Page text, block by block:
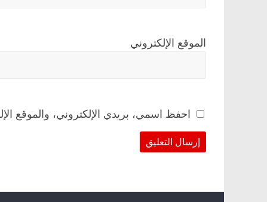
الموقع الإلكتروني
احفظ اسمي، بريدي الإلكتروني، والموقع